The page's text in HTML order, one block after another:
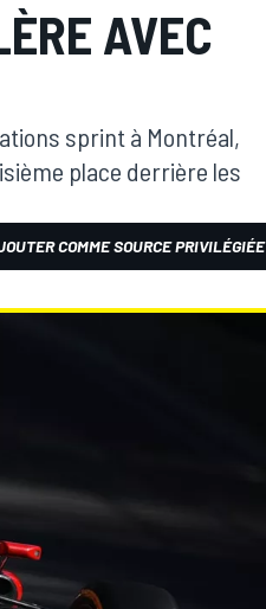
AVEC
sprint à Montréal,
place derrière les
COMME SOURCE PRIVILÉGIÉE